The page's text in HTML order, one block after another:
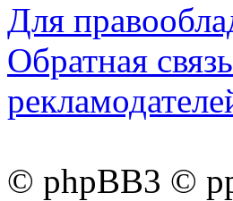
Для
Обратная связь
© phpBB3 ©